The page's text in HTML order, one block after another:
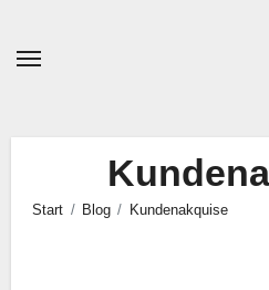
Start Blog Kundenakquise